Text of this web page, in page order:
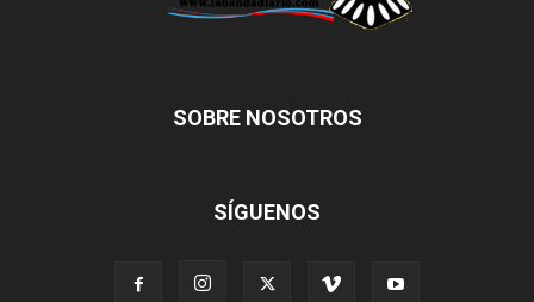
SOBRE NOSOTROS
SÍGUENOS